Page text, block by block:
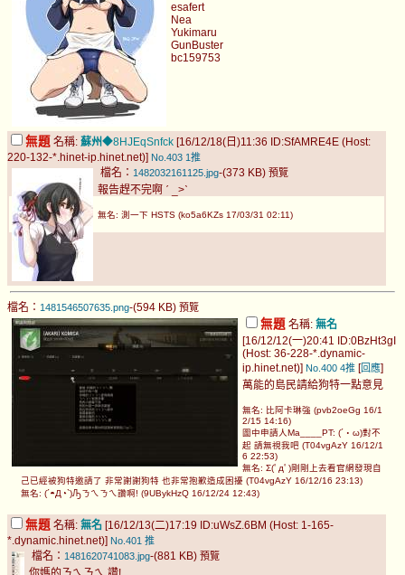
esafert
Nea
Yukimaru
GunBuster
bc159753
無題 名稱: 蘇州◆8HJEqSnfck [16/12/18(日)11:36 ID:SfAMRE4E (Host:
220-132-*.hinet-ip.hinet.net)] No.403 1推
檔名： 1482032161125.jpg-(373 KB) 預覽
報告趕不完啊 ˊ _>ˋ
無名: 測一下 HSTS (ko5a6KZs 17/03/31 02:11)
檔名： 1481546507635.png-(594 KB) 預覽
無題 名稱: 無名
[16/12/12(一)20:41 ID:0BzHt3gI
(Host: 36-228-*.dynamic-
ip.hinet.net)] No.400 4推 [ 回應]
萬能的島民請給狗特一點意見
無名: 比阿卡琳強 (pvb2oeGg 16/1
2/15 14:16)
圖中申請人Ma____PT: (´・ω)對不
起 請無視我吧 (T04vgAzY 16/12/1
6 22:53)
無名: Σ(ﾟдﾟ)剛剛上去看官網發現自
己已經被狗特邀請了 非常謝謝狗特 也非常抱歉造成困擾 (T04vgAzY 16/12/16 23:13)
無名: (´◓Д◔`)Ԡㄋㄟㄋㄟ讚啊! (9UBykHzQ 16/12/24 12:43)
無題 名稱: 無名 [16/12/13(二)17:19 ID:uWsZ.6BM (Host: 1-165-
*.dynamic.hinet.net)] No.401 推
檔名： 1481620741083.jpg-(881 KB) 預覽